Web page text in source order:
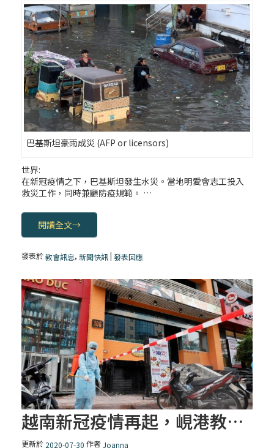
巴基斯坦豪雨成災 (AFP or licensors)
世界:
在新冠疫情之下，巴基斯坦發生水災。當地明愛會志工投入
救災工作，同時兼顧防疫規範。 …
閱讀全文→
發表於教會訊息,新聞快訊|發表回應
越南新冠疫情再起，峴港教區暫停公開彌撒
更新於 2020-07-30 作者 Joanna